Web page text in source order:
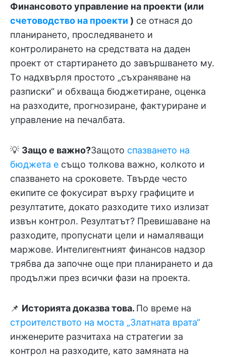
Финансовото управление на проекти (или
счетоводство на проекти ) се отнася до
планирането, проследяването и
контролирането на средствата на даден
проект от стартирането до завършването му.
То надхвърля простото „съхраняване на
разписки“ и обхваща бюджетиране, оценка
на разходите, прогнозиране, фактуриране и
управление на печалбата.
💡 Защо е важно?Защото спазването на
бюджета е също толкова важно, колкото и
спазването на сроковете. Твърде често
екипите се фокусират върху графиците и
резултатите, докато разходите тихо излизат
извън контрол. Резултатът? Превишаване на
разходите, пропуснати цели и намаляващи
маржове. Интелигентният финансов надзор
трябва да започне още при планирането и да
продължи през всички фази на проекта.
📌 Историята доказва това. По време на
строителството на моста „Златната врата“
инженерите разчитаха на стратегии за
контрол на разходите, като замяната на